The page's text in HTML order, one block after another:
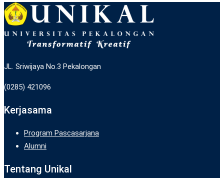
JL. Sriwijaya No.3 Pekalongan
(0285) 421096
Kerjasama
Program Pascasarjana
Alumni
Tentang Unikal